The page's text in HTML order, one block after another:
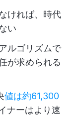
ければ、時代
い
ルゴリズムで
が求められる
値は約61,300
ナーはより速